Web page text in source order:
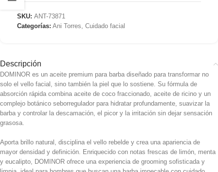
SKU: ANT-73871
Categorías: Ani Torres, Cuidado facial
Descripción
DOMINOR es un aceite premium para barba diseñado para transformar no
solo el vello facial, sino también la piel que lo sostiene. Su fórmula de
absorción rápida combina aceite de coco fraccionado, aceite de ricino y un
complejo botánico seborregulador para hidratar profundamente, suavizar la
barba y controlar la descamación, el picor y la irritación sin dejar sensación
grasosa.
Aporta brillo natural, disciplina el vello rebelde y crea una apariencia de
mayor densidad y definición. Enriquecido con notas frescas de limón, menta
y eucalipto, DOMINOR ofrece una experiencia de grooming sofisticada y